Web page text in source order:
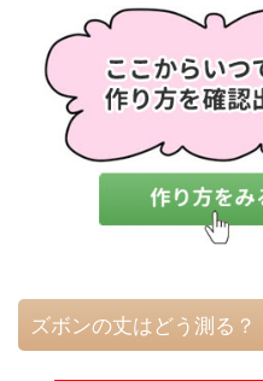
ズボンの丈はどう測る？